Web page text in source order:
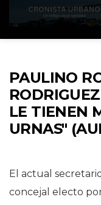
PAULINO
LE TIENEN
URNAS"
El actual
concejal electo